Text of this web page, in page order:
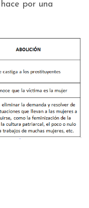
por una